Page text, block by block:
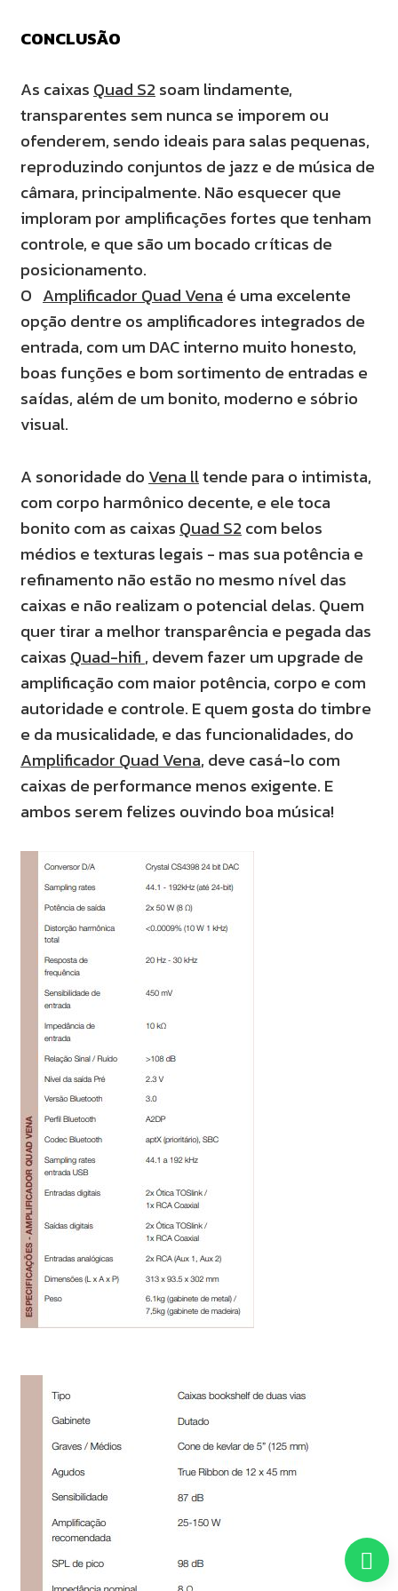
CONCLUSÃO
As caixas Quad S2 soam lindamente,
transparentes sem nunca se imporem ou
ofenderem, sendo ideais para salas pequenas,
reproduzindo conjuntos de jazz e de música de
câmara, principalmente. Não esquecer que
imploram por amplificações fortes que tenham
controle, e que são um bocado críticas de
posicionamento.
O Amplificador Quad Vena é uma excelente
opção dentre os amplificadores integrados de
entrada, com um DAC interno muito honesto,
boas funções e bom sortimento de entradas e
saídas, além de um bonito, moderno e sóbrio
visual.
A sonoridade do Vena lltende para o intimista,
com corpo harmônico decente, e ele toca
bonito com as caixas Quad S2 com belos
médios e texturas legais - mas sua potência e
refinamento não estão no mesmo nível das
caixas e não realizam o potencial delas. Quem
quer tirar a melhor transparência e pegada das
caixas Quad-hifi , devem fazer um upgrade de
amplificação com maior potência, corpo e com
autoridade e controle. E quem gosta do timbre
e da musicalidade, e das funcionalidades, do
Amplificador Quad Vena, deve casá-lo com
caixas de performance menos exigente. E
ambos serem felizes ouvindo boa música!